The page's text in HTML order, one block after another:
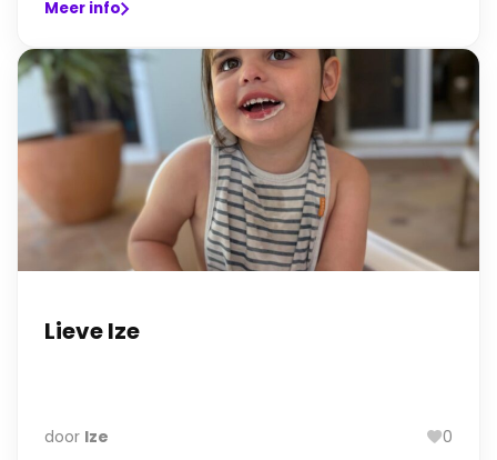
Meer info
Lieve Ize
door Ize 0